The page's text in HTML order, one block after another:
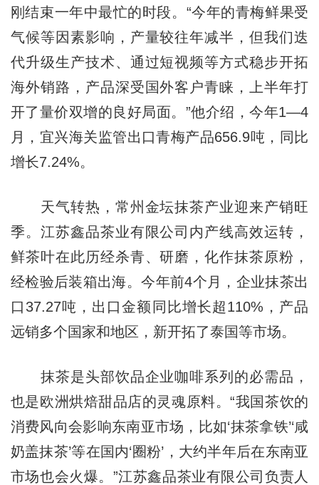
刚结束一年中最忙的时段。“今年的青梅鲜果受
气候等因素影响，产量较往年减半，但我们迭
代升级生产技术、通过短视频等方式稳步开拓
海外销路，产品深受国外客户青睐，上半年打
开了量价双增的良好局面。”他介绍，今年1—4
月，宜兴海关监管出口青梅产品656.9吨，同比
增长7.24%。
天气转热，常州金坛抹茶产业迎来产销旺
季。江苏鑫品茶业有限公司内产线高效运转，
鲜茶叶在此历经杀青、研磨，化作抹茶原粉，
经检验后装箱出海。今年前4个月，企业抹茶出
口37.27吨，出口金额同比增长超110%，产品
远销多个国家和地区，新开拓了泰国等市场。
抹茶是头部饮品企业咖啡系列的必需品，
也是欧洲烘焙甜品店的灵魂原料。“我国茶饮的
消费风向会影响东南亚市场，比如‘抹茶拿铁’‘咸
奶盖抹茶’等在国内‘圈粉’，大约半年后在东南亚
市场也会火爆。”江苏鑫品茶业有限公司负责人